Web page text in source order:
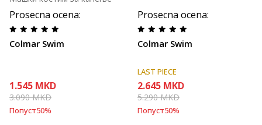
Prosecna ocena:
Colmar Swim
1.545 MKD
3.090MKD
Попуст50%
Prosecna ocena:
Colmar Swim
LAST PIECE
2.645 MKD
5.290MKD
Попуст50%